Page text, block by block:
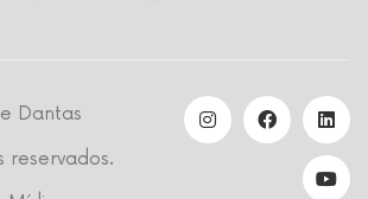
Dantas
reservados.